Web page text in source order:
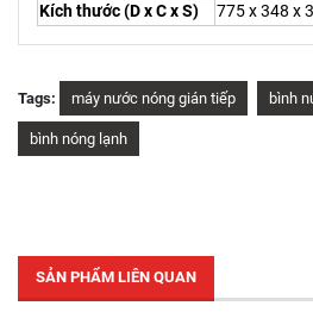
Kích thước (D x C x S)
775 x 348 x
Tags: máy nước nóng gián tiếp bình
bình nóng lạnh
SẢN PHẨM LIÊN QUAN